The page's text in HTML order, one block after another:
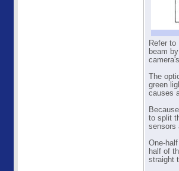
Refer
beam
The
green
causes
to split
sensors
One-
half of
straight